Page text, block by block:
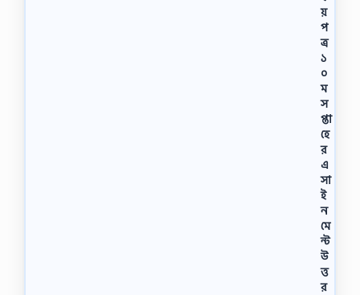
য়
প
ত্র
১
০
ম
স
প্তা
হে
র
এ
সা
ই
ন
মে
ন্ট
উ
ত্ত
র